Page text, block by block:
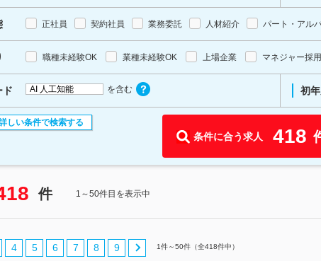
正社員 契約社員 業務委託 人材紹介 パート・アル
職種未経験OK 業種未経験OK 上場企業 マネジャー採用
ド を含む 初
しい条件で検索する
条件に合う求人 418
件 1～50件目を表示中
4 5 6 7 8 9 1件～50件（全418件中）